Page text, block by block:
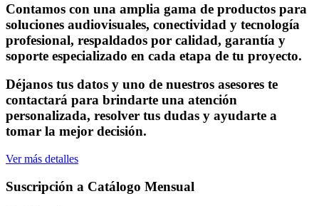
Contamos con una amplia gama de productos para
soluciones audiovisuales, conectividad y tecnología
profesional, respaldados por calidad, garantía y
soporte especializado en cada etapa de tu proyecto.
Déjanos tus datos y uno de nuestros asesores te
contactará para brindarte una atención
personalizada, resolver tus dudas y ayudarte a
tomar la mejor decisión.
Ver más detalles
Suscripción a Catálogo Mensual